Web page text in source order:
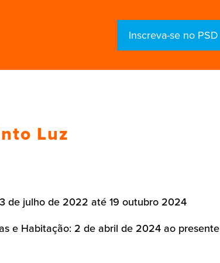
Inscreva-se no PSD
Luz
de julho de 2022 até 19 outubro 2024
e Habitação: 2 de abril de 2024 ao presente